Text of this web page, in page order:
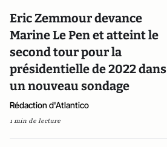
Eric Zemmour devance
Marine Le Pen et atteint le
second tour pour la
présidentielle de 2022 dans
un nouveau sondage
Rédaction d'Atlantico
1 min de lecture